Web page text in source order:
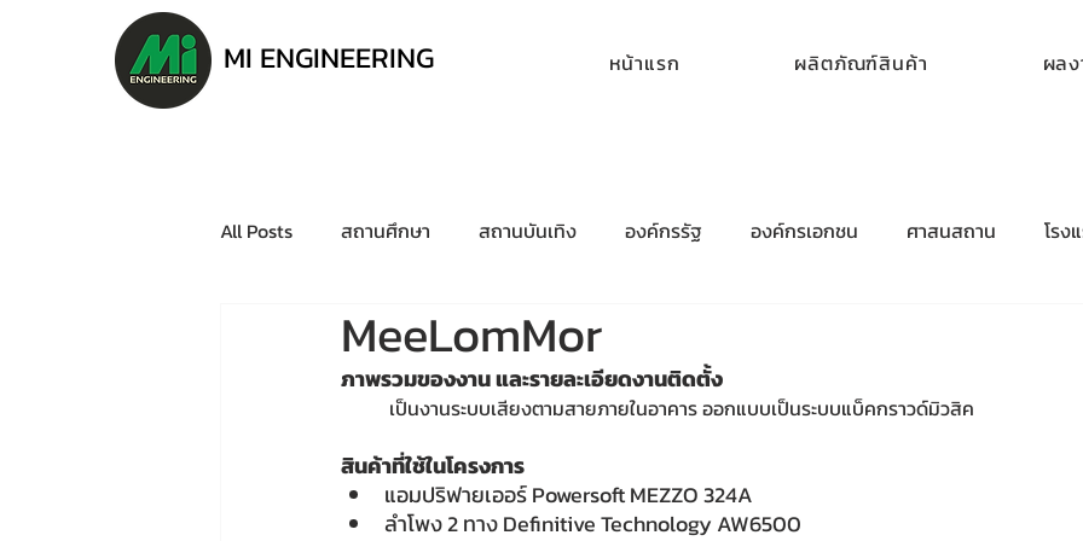
MI ENGINEERING หน้าแรก ผลิตภัณฑ์สินค้า ผล
All Posts สถานศึกษา สถานบันเทิง องค์กรรัฐ องค์กรเอกชน ศาสนสถาน โรง
MeeLomMor
ภาพรวมของงาน และรายละเอียดงานติดตั้ง
	เป็นงานระบบเสียงตามสายภายในอาคาร ออกแบบเป็นระบบแบ็คกราวด์มิวสิค
สินค้าที่ใช้ในโครงการ
แอมปริฟายเออร์ Powersoft MEZZO 324A
ลำโพง 2 ทาง Definitive Technology AW6500